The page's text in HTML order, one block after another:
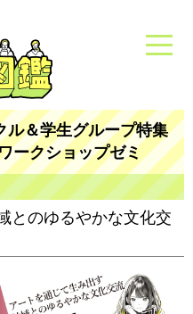
ル＆学生グループ特集
クショップゼミ
とのゆるやかな文化交